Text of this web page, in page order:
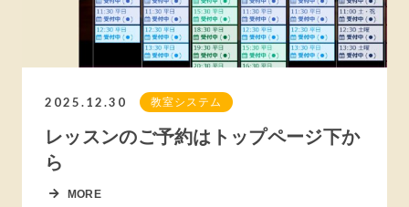
2025.12.30 教室システム
レッスンのご予約はトップページ下か
ら
MORE